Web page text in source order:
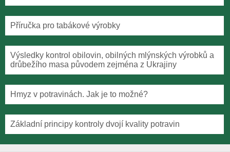
Příručka pro tabákové výrobky
Výsledky kontrol obilovin, obilných mlýnských výrobků a
drůbežího masa původem zejména z Ukrajiny
Hmyz v potravinách. Jak je to možné?
Základní principy kontroly dvojí kvality potravin